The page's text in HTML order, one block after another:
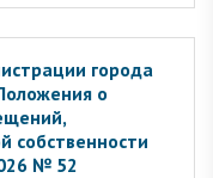
города
о
собственности
№ 52